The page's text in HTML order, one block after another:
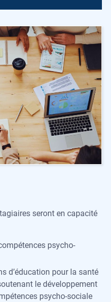
seront en capacité
psycho-
d’éducation pour la santé
le développement
psycho-sociale